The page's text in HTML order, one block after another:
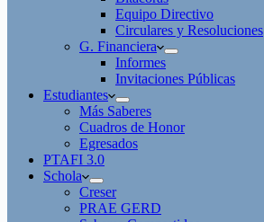
Equipo Directivo
Circulares y Resoluciones
G. Financiera
Informes
Invitaciones Públicas
Estudiantes
Más Saberes
Cuadros de Honor
Egresados
PTAFI 3.0
Schola
Creser
PRAE GERD